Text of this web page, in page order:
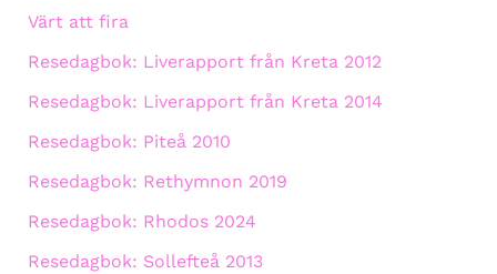
Värt att fira
Resedagbok: Liverapport från Kreta 2012
Resedagbok: Liverapport från Kreta 2014
Resedagbok: Piteå 2010
Resedagbok: Rethymnon 2019
Resedagbok: Rhodos 2024
Resedagbok: Sollefteå 2013